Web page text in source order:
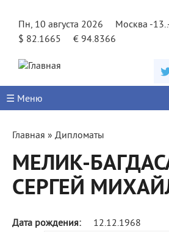
Пн, 10 августа 2026
Москва -
$ 82.1665
€ 94.8366
☰ Меню
Вы
здесь
Главная » Дипломаты
МЕЛИК-
СЕРГЕЙ
Дата рождения: 12.12.1968